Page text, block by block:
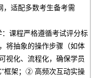
，适配多数考生备考需
课程严格遵循考试评分标
将抽象的操作步骤（如体
视化、流程化，确保学员
框架；② 高频次互动实操